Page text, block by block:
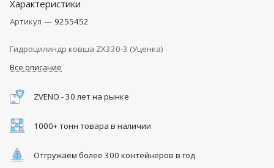
Характеристики
Артикул — 9255452
Гидроцилиндр ковша ZX330-3 (Уценка)
Все описание
ZVENO - 30 лет на рынке
1000+ тонн товара в наличии
Отгружаем более 300 контейнеров в год